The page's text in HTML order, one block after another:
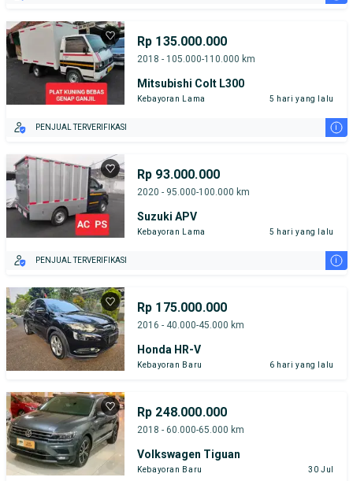
Rp 135.000.000
2018 - 105.000-110.000 km
Mitsubishi Colt L300
Kebayoran Lama 5 hari yang lalu
PENJUAL TERVERIFIKASI i
Rp 93.000.000
2020 - 95.000-100.000 km
Suzuki APV
Kebayoran Lama 5 hari yang lalu
PENJUAL TERVERIFIKASI i
Rp 175.000.000
2016 - 40.000-45.000 km
Honda HR-V
Kebayoran Baru 6 hari yang lalu
Rp 248.000.000
2018 - 60.000-65.000 km
Volkswagen Tiguan
Kebayoran Baru 30 Jul